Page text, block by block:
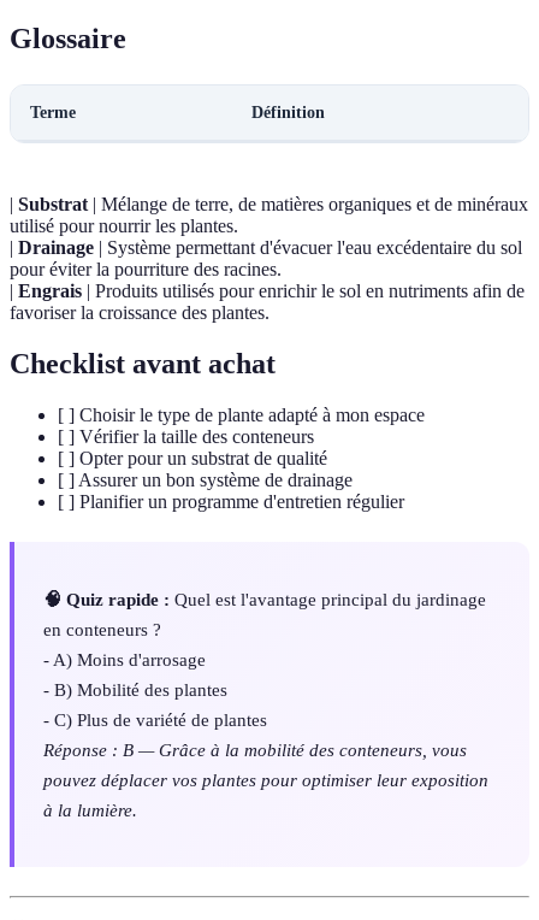
Glossaire
Terme Définition
| Substrat | Mélange de terre, de matières organiques et de minéraux
utilisé pour nourrir les plantes.
| Drainage | Système permettant d'évacuer l'eau excédentaire du sol
pour éviter la pourriture des racines.
| Engrais | Produits utilisés pour enrichir le sol en nutriments afin de
favoriser la croissance des plantes.
Checklist avant achat
[ ] Choisir le type de plante adapté à mon espace
[ ] Vérifier la taille des conteneurs
[ ] Opter pour un substrat de qualité
[ ] Assurer un bon système de drainage
[ ] Planifier un programme d'entretien régulier
🧠 Quiz rapide : Quel est l'avantage principal du jardinage
en conteneurs ?
- A) Moins d'arrosage
- B) Mobilité des plantes
- C) Plus de variété de plantes
Réponse : B — Grâce à la mobilité des conteneurs, vous
pouvez déplacer vos plantes pour optimiser leur exposition
à la lumière.